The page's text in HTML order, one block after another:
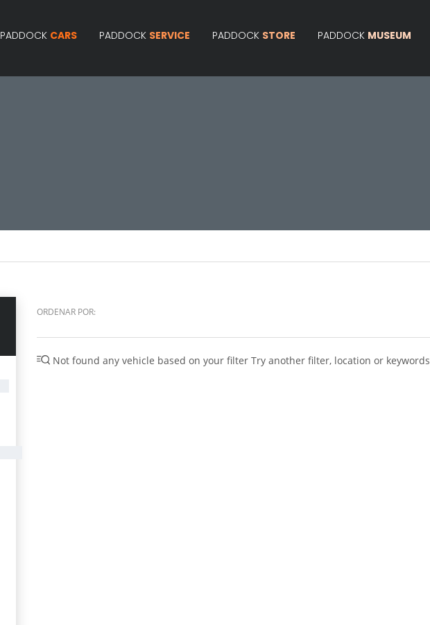
PADDOCK CARS PADDOCK SERVICE PADDOCK STORE PADDOCK MUSEUM
ORDENAR POR:
Not found any vehicle based on your filter Try another filter, location or keywords